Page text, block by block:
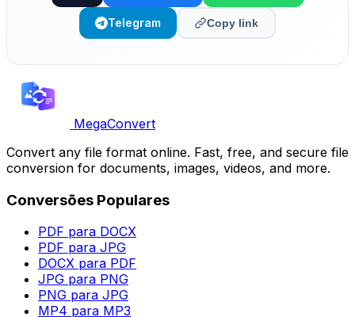
Telegram Copy link
MegaConvert
Convert any file format online. Fast, free, and secure file
conversion for documents, images, videos, and more.
Conversões Populares
PDF para DOCX
PDF para JPG
DOCX para PDF
JPG para PNG
PNG para JPG
MP4 para MP3